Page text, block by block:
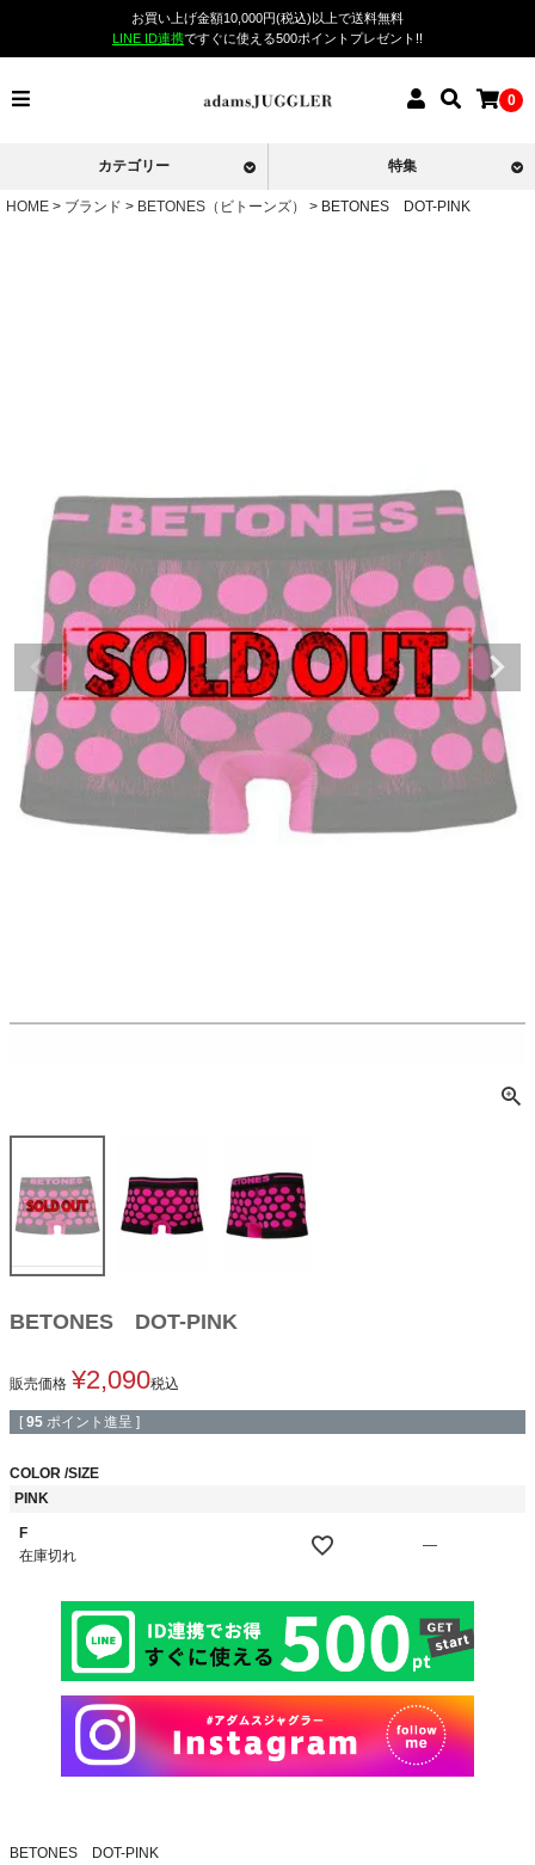
お買い上げ金額10,000円(税込)以上で送料無料
LINE ID連携ですぐに使える500ポイントプレゼント!!
0
カテゴリー 特集
HOME ブランド BETONES（ビトーンズ） BETONES DOT-PINK
BETONES DOT-PINK
販売価格 ¥2,090税込
[ 95 ポイント進呈 ]
COLOR SIZE
PINK
F
在庫切れ
—
BETONES DOT-PINK